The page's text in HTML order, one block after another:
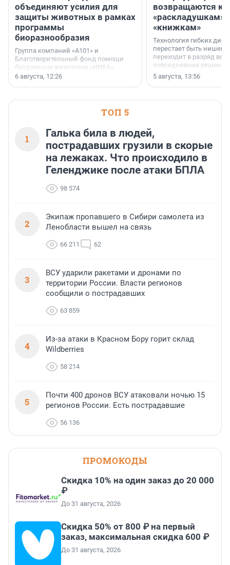
объединяют усилия для
защиты животных в рамках
программы
биоразнообразия
Группа компаний «А101» и
Благотворительный фонд помощи
бездомным животным «НИКА»
заключили соглашение о
6 августа, 12:26
возвращаются к
«раскладушкам»
«книжкам»
Технология гибких
перестает быть
переходит в разряд
повседневных
5 августа, 13:56
ТОП 5
1
Галька била в людей,
пострадавших грузили в скорые
на лежаках. Что происходило в
Геленджике после атаки БПЛА
98 574
2
Экипаж пропавшего в Сибири самолета из
Ленобласти вышел на связь
66 211 62
3
ВСУ ударили ракетами и дронами по
территории России. Власти регионов
сообщили о пострадавших
63 859
4
Из-за атаки в Красном Бору горит склад
Wildberries
58 214
5
Почти 400 дронов ВСУ атаковали ночью 15
регионов России. Есть пострадавшие
56 136
ПРОМОКОДЫ
Скидка 10% на один заказ до 20 000
₽
До 31 августа, 2026
Скидка 50% от 800 ₽ на первый
заказ, максимальная скидка 600 ₽
До 31 августа, 2026